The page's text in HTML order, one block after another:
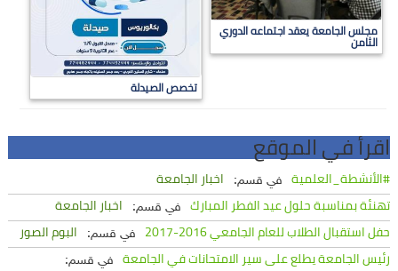
مجلس الجامعة يعقد اجتماعه الدوري
الثامن
تخصص الصيدلة
اقرأ في الموقع
#الأنشطة_العلمية في قسم:
اخبار الجامعة
تهنئة بمناسبة حلول عيد الفطر المبارك
في قسم:
اخبار الجامعة
حفل استقبال الطلاب للعام الجامعي 2016-2017
في قسم:
البوم الصور
رئيس الجامعة يطلع على سير الامتحانات في الجامعة
في قسم: